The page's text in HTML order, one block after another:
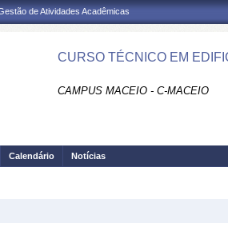
de Atividades Acadêmicas
CURSO TÉCNICO EM
CAMPUS MACEIO - C-MACEIO
Calendário Notícias